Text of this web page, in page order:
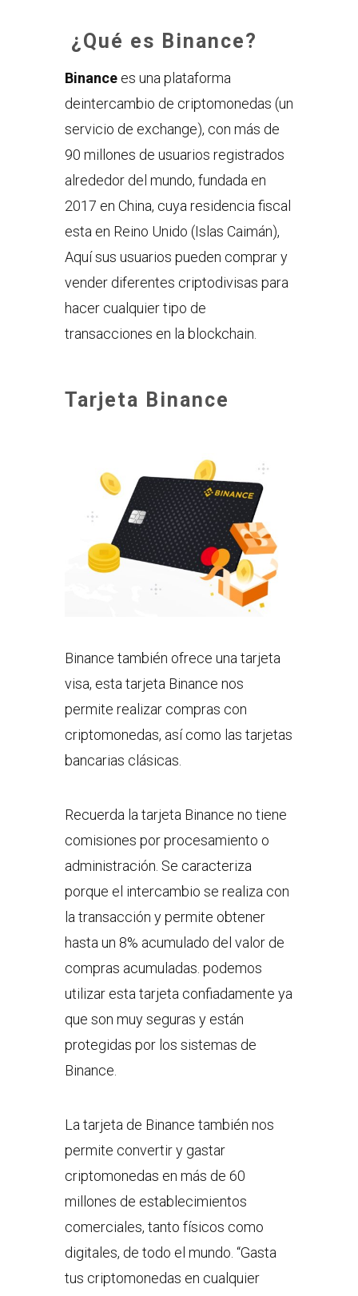
¿Qué es Binance?
Binancees una plataforma
deintercambio de criptomonedas (un
servicio de exchange), con más de
90 millones de usuarios registrados
alrededor del mundo, fundada en
2017 en China, cuya residencia fiscal
esta en Reino Unido (Islas Caimán),
Aquí sus usuarios pueden comprar y
vender diferentes criptodivisas para
hacer cualquier tipo de
transacciones en la blockchain.
Tarjeta Binance
Binance también ofrece una tarjeta
visa, esta tarjeta Binance nos
permite realizar compras con
criptomonedas, así como las tarjetas
bancarias clásicas.
Recuerda la tarjeta Binance no tiene
comisiones por procesamiento o
administración. Se caracteriza
porque el intercambio se realiza con
la transacción y permite obtener
hasta un 8% acumulado del valor de
compras acumuladas. podemos
utilizar esta tarjeta confiadamente ya
que son muy seguras y están
protegidas por los sistemas de
Binance.
La tarjeta de Binance también nos
permite convertir y gastar
criptomonedas en más de 60
millones de establecimientos
comerciales, tanto físicos como
digitales, de todo el mundo. “Gasta
tus criptomonedas en cualquier